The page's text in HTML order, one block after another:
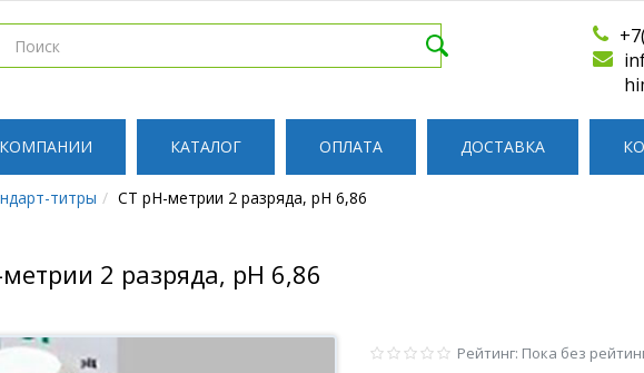
КАТАЛОГ ОПЛАТА ДОСТАВКА
титры СТ pH-метрии 2 разряда, pH 6,86
2 разряда, pH 6,86
Рейтинг: Пока без